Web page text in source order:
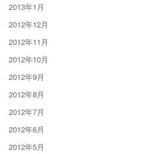
2013年1月
2012年12月
2012年11月
2012年10月
2012年9月
2012年8月
2012年7月
2012年6月
2012年5月